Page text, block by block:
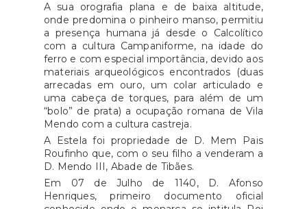
A sua orografia plana e de baixa altitude,
onde predomina o pinheiro manso, permitiu
a presença humana já desde o Calcolítico
com a cultura Campaniforme, na idade do
ferro e com especial importância, devido aos
materiais arqueológicos encontrados (duas
arrecadas em ouro, um colar articulado e
uma cabeça de torques, para além de um
“bolo” de prata) a ocupação romana de Vila
Mendo com a cultura castreja.
A Estela foi propriedade de D. Mem Pais
Roufinho que, com o seu filho a venderam a
D. Mendo III, Abade de Tibães.
Em 07 de Julho de 1140, D. Afonso
Henriques, primeiro documento oficial